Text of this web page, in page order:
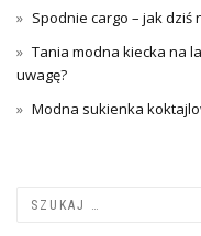
Spodnie cargo – jak dziś
Tania modna kiecka na
uwagę?
Modna sukienka